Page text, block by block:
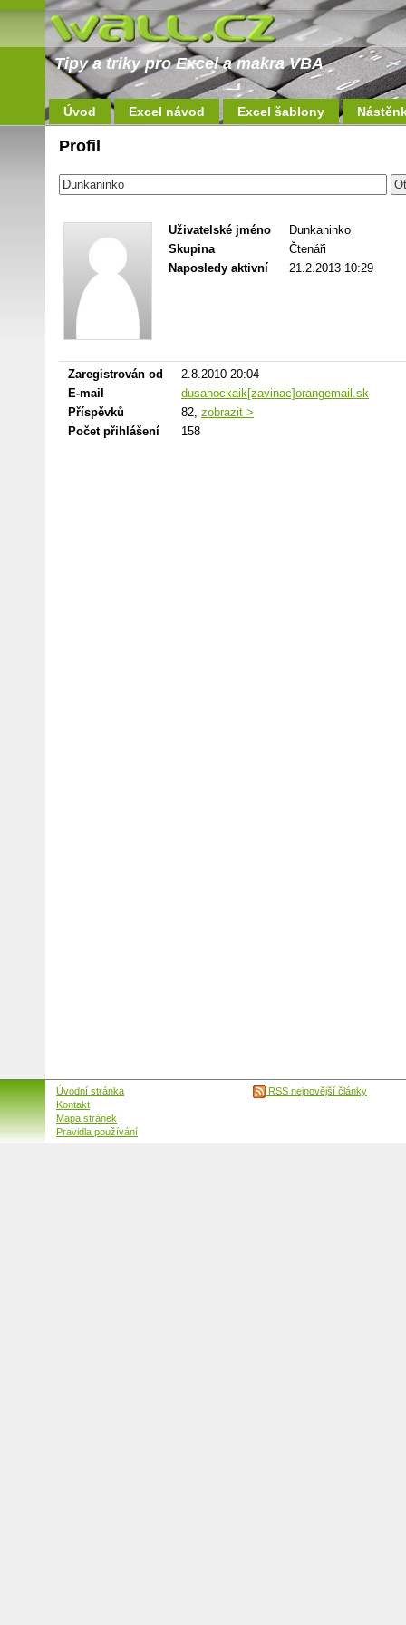
Tipy a triky pro Excel a makra VBA
Úvod Excel návod Excel šablony
Profil
Uživatelské jméno
Dunkaninko
Skupina
Čtenáři
Naposledy aktivní
21.2.2013 10:29
Zaregistrován od
2.8.2010 20:04
E-mail
dusanockaik[zavinac]orangemail.sk
Příspěvků
82, zobrazit >
Počet přihlášení
158
Úvodní stránka
Kontakt
Mapa stránek
Pravidla používání
RSS nejnovější články